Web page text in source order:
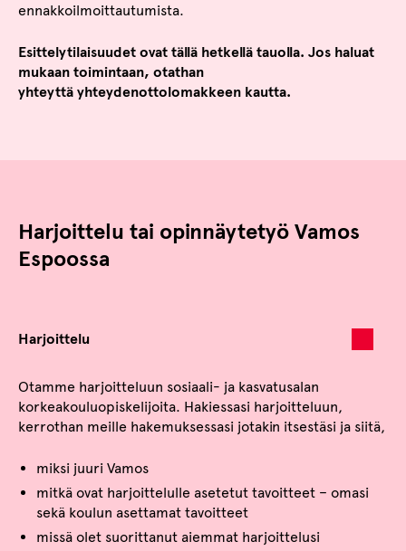
ennakkoilmoittautumista.
Esittelytilaisuudet ovat tällä hetkellä tauolla. Jos haluat
mukaan toimintaan, otathan
yhteyttä yhteydenottolomakkeen kautta.
Harjoittelu tai opinnäytetyö Vamos
Espoossa
Harjoittelu
Otamme harjoitteluun sosiaali- ja kasvatusalan
korkeakouluopiskelijoita. Hakiessasi harjoitteluun,
kerrothan meille hakemuksessasi jotakin itsestäsi ja siitä,
miksi juuri Vamos
mitkä ovat harjoittelulle asetetut tavoitteet – omasi
sekä koulun asettamat tavoitteet
missä olet suorittanut aiemmat harjoittelusi